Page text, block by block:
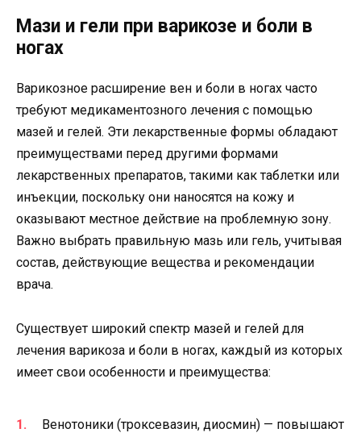
Мази и гели при варикозе и боли в
ногах
Варикозное расширение вен и боли в ногах часто
требуют медикаментозного лечения с помощью
мазей и гелей. Эти лекарственные формы обладают
преимуществами перед другими формами
лекарственных препаратов, такими как таблетки или
инъекции, поскольку они наносятся на кожу и
оказывают местное действие на проблемную зону.
Важно выбрать правильную мазь или гель, учитывая
состав, действующие вещества и рекомендации
врача.
Существует широкий спектр мазей и гелей для
лечения варикоза и боли в ногах, каждый из которых
имеет свои особенности и преимущества:
Венотоники (троксевазин, диосмин) — повышают